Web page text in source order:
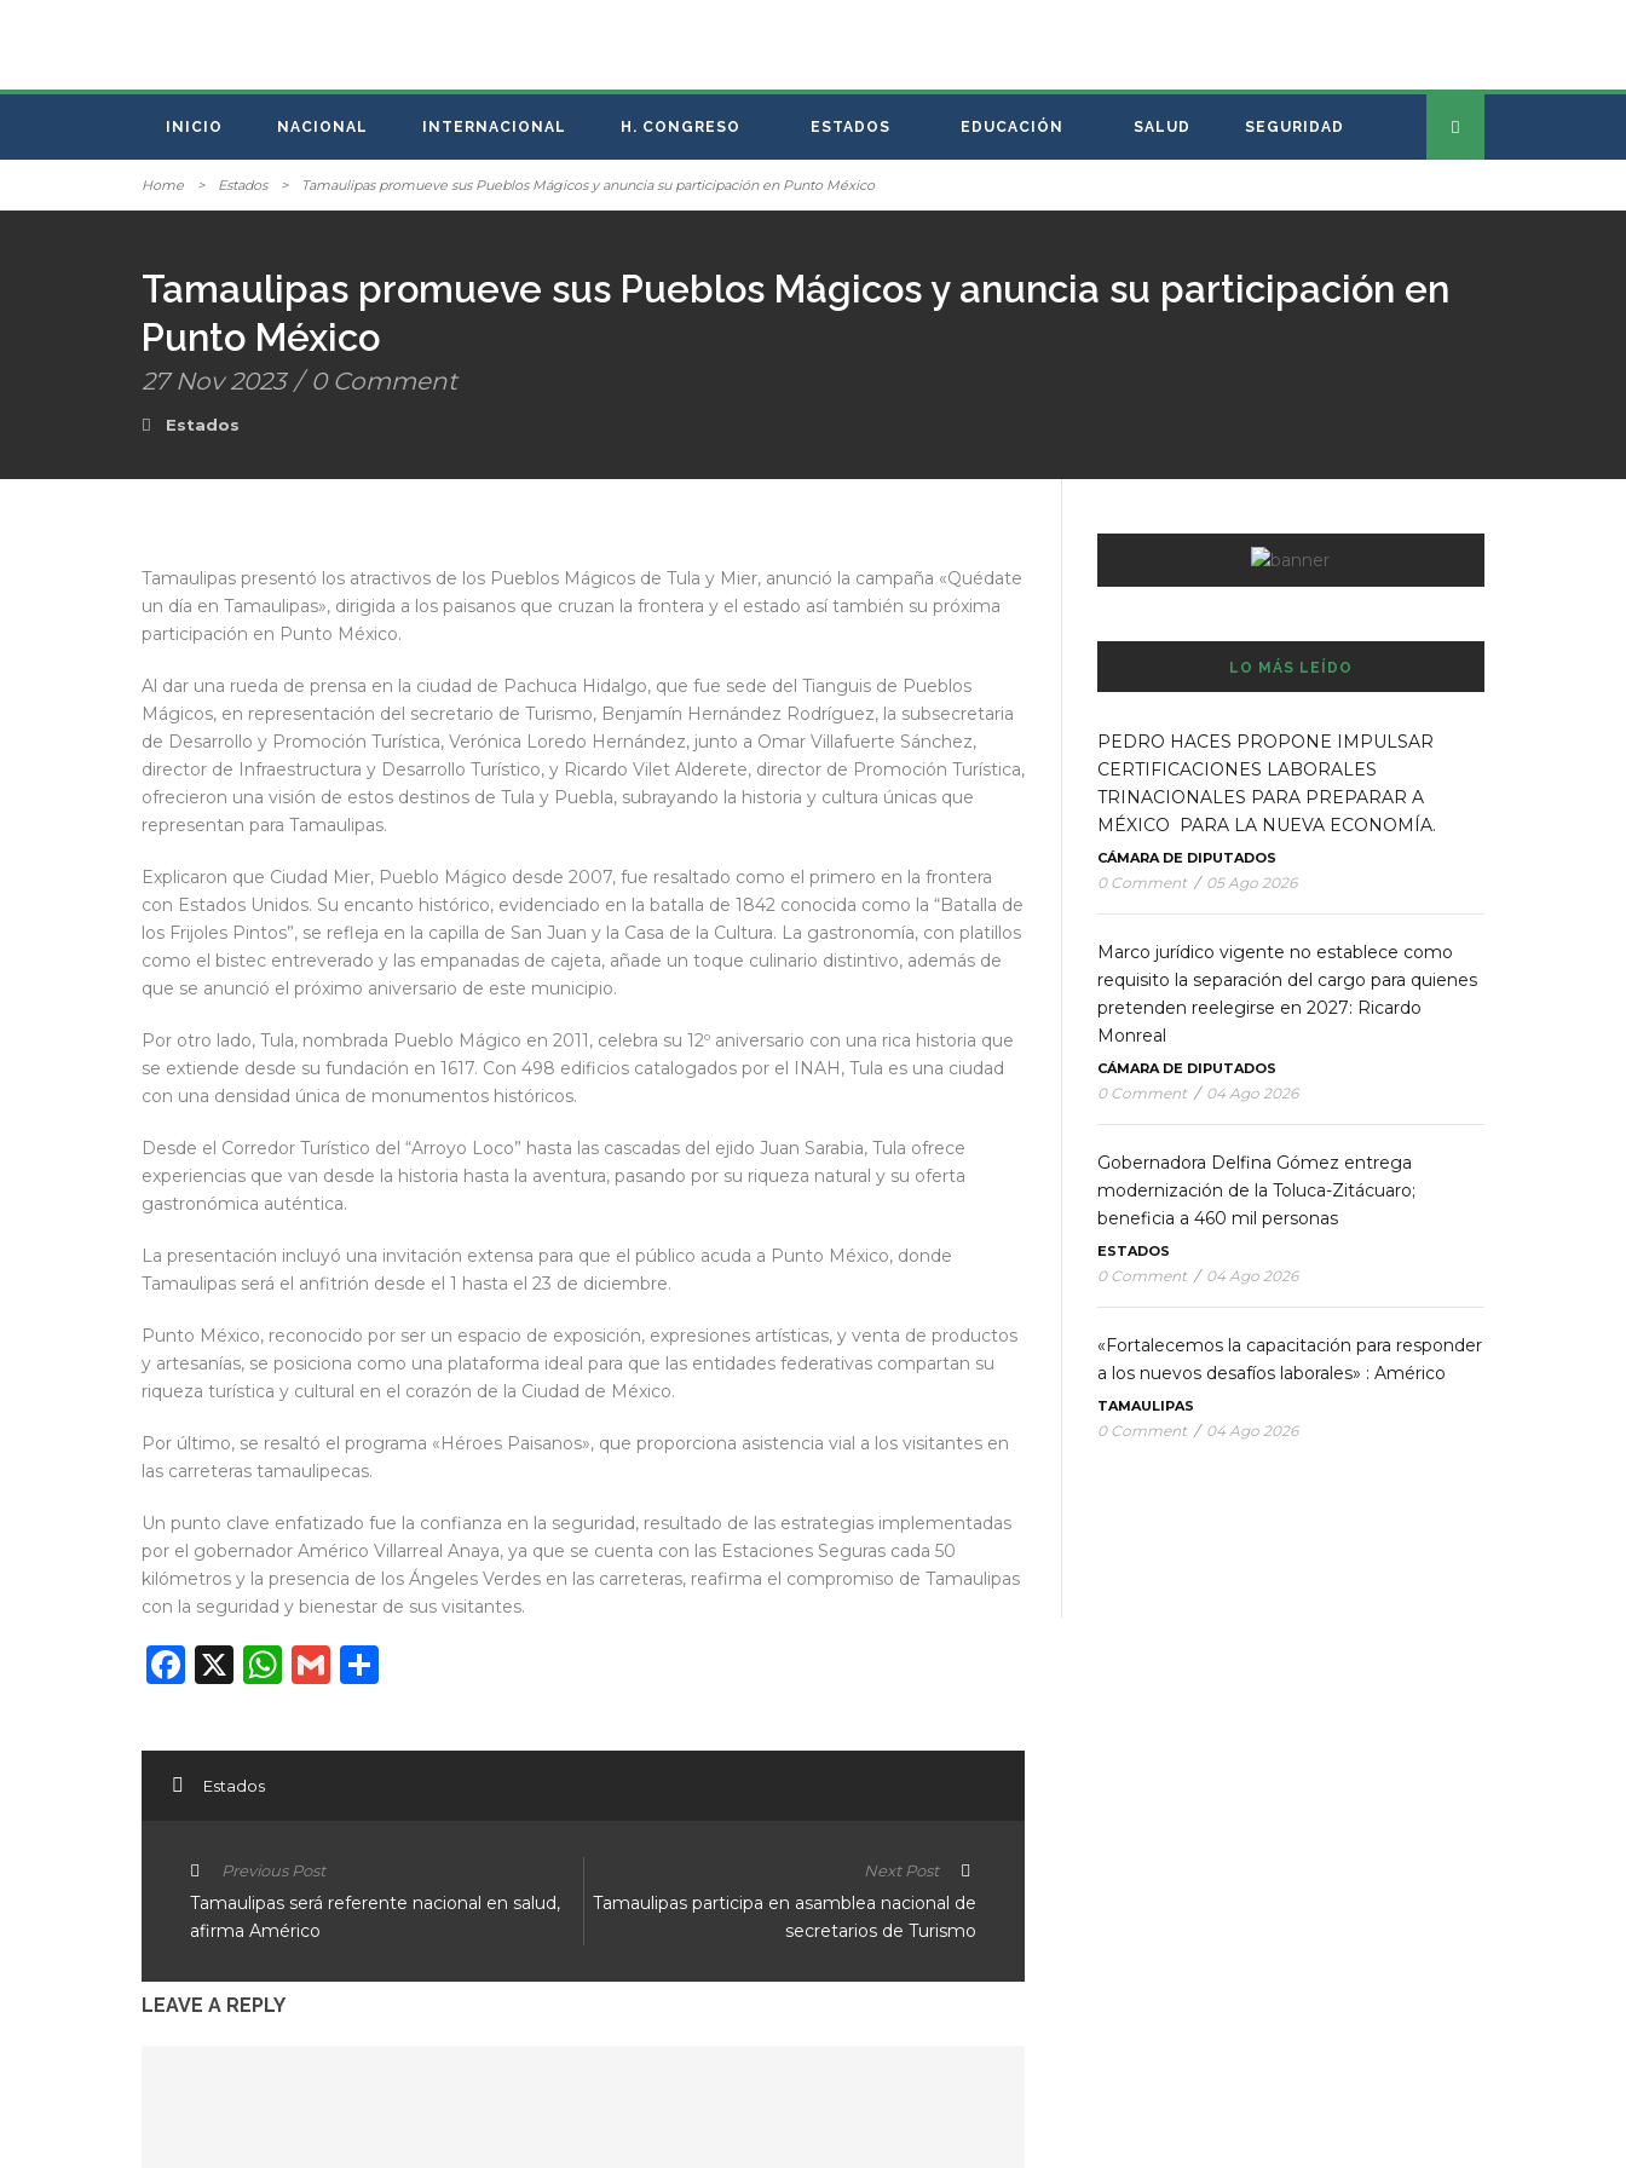
INICIO NACIONAL INTERNACIONAL H. CONGRESO ESTADOS EDUCACIÓN SALUD SEGURIDAD
Home > Estados > Tamaulipas promueve sus Pueblos Mágicos y anuncia su participación en Punto México
Tamaulipas promueve sus Pueblos Mágicos y anuncia su participación en
Punto México
27 Nov 2023 / 0 Comment
Estados
Tamaulipas presentó los atractivos de los Pueblos Mágicos de Tula y Mier, anunció la campaña «Quédate
un día en Tamaulipas», dirigida a los paisanos que cruzan la frontera y el estado así también su próxima
participación en Punto México.
Al dar una rueda de prensa en la ciudad de Pachuca Hidalgo, que fue sede del Tianguis de Pueblos
Mágicos, en representación del secretario de Turismo, Benjamín Hernández Rodríguez, la subsecretaria
de Desarrollo y Promoción Turística, Verónica Loredo Hernández, junto a Omar Villafuerte Sánchez,
director de Infraestructura y Desarrollo Turístico, y Ricardo Vilet Alderete, director de Promoción Turística,
ofrecieron una visión de estos destinos de Tula y Puebla, subrayando la historia y cultura únicas que
representan para Tamaulipas.
Explicaron que Ciudad Mier, Pueblo Mágico desde 2007, fue resaltado como el primero en la frontera
con Estados Unidos. Su encanto histórico, evidenciado en la batalla de 1842 conocida como la “Batalla de
los Frijoles Pintos”, se refleja en la capilla de San Juan y la Casa de la Cultura. La gastronomía, con platillos
como el bistec entreverado y las empanadas de cajeta, añade un toque culinario distintivo, además de
que se anunció el próximo aniversario de este municipio.
Por otro lado, Tula, nombrada Pueblo Mágico en 2011, celebra su 12º aniversario con una rica historia que
se extiende desde su fundación en 1617. Con 498 edificios catalogados por el INAH, Tula es una ciudad
con una densidad única de monumentos históricos.
Desde el Corredor Turístico del “Arroyo Loco” hasta las cascadas del ejido Juan Sarabia, Tula ofrece
experiencias que van desde la historia hasta la aventura, pasando por su riqueza natural y su oferta
gastronómica auténtica.
La presentación incluyó una invitación extensa para que el público acuda a Punto México, donde
Tamaulipas será el anfitrión desde el 1 hasta el 23 de diciembre.
Punto México, reconocido por ser un espacio de exposición, expresiones artísticas, y venta de productos
y artesanías, se posiciona como una plataforma ideal para que las entidades federativas compartan su
riqueza turística y cultural en el corazón de la Ciudad de México.
Por último, se resaltó el programa «Héroes Paisanos», que proporciona asistencia vial a los visitantes en
las carreteras tamaulipecas.
Un punto clave enfatizado fue la confianza en la seguridad, resultado de las estrategias implementadas
por el gobernador Américo Villarreal Anaya, ya que se cuenta con las Estaciones Seguras cada 50
kilómetros y la presencia de los Ángeles Verdes en las carreteras, reafirma el compromiso de Tamaulipas
con la seguridad y bienestar de sus visitantes.
Facebook
X WhatsApp
Gmail
Estados
Previous Post
Tamaulipas será referente nacional en salud,
afirma Américo
Next Post
Tamaulipas participa en asamblea nacional de
secretarios de Turismo
LEAVE A REPLY
LO MÁS LEÍDO
PEDRO HACES PROPONE IMPULSAR
CERTIFICACIONES LABORALES
TRINACIONALES PARA PREPARAR A
MÉXICO PARA LA NUEVA ECONOMÍA.
CÁMARA DE DIPUTADOS
0 Comment / 05 Ago 2026
Marco jurídico vigente no establece como
requisito la separación del cargo para quienes
pretenden reelegirse en 2027: Ricardo
Monreal
CÁMARA DE DIPUTADOS
0 Comment / 04 Ago 2026
Gobernadora Delfina Gómez entrega
modernización de la Toluca-Zitácuaro;
beneficia a 460 mil personas
ESTADOS
0 Comment / 04 Ago 2026
«Fortalecemos la capacitación para responder
a los nuevos desafíos laborales» : Américo
TAMAULIPAS
0 Comment / 04 Ago 2026